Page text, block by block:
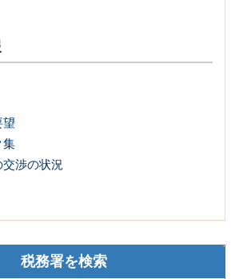
望
集
渉の状況
税務署を検索